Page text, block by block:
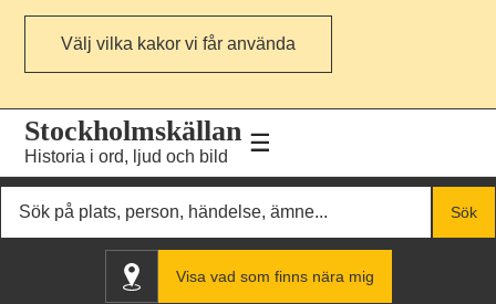
Välj vilka kakor vi får använda
navigationen
huvudinnehållet
Stockholmskällan
Historia i ord, ljud och bild
Sök
Visa vad som finns nära mig